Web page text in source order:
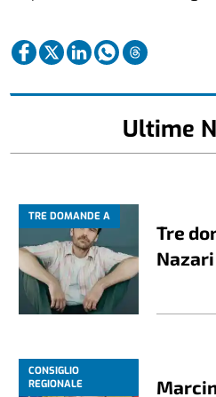
Ultime
TRE DOMANDE A
Tre
Nazari
CONSIGLIO
REGIONALE